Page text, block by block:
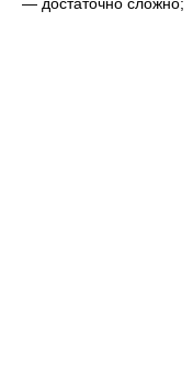
— достаточно сложно;